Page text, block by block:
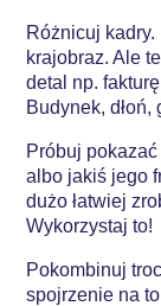
Różnicuj
krajobraz. Ale
detal np.
Budynek, dłoń,
Próbuj
albo jakiś jego
dużo łatwiej
Wykorzystaj to!
Pokombinuj
spojrzenie na